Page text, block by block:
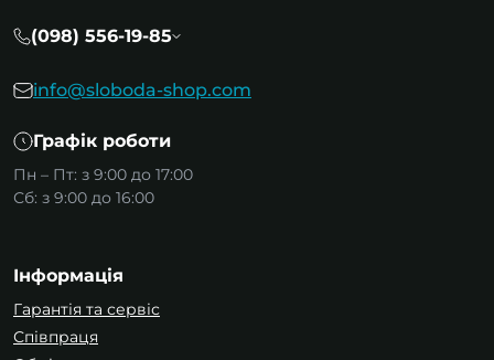
(098) 556-19-85
info@sloboda-shop.com
Графік роботи
Пн – Пт: з 9:00 до 17:00
Сб: з 9:00 до 16:00
Інформація
Гарантія та сервіс
Співпраця